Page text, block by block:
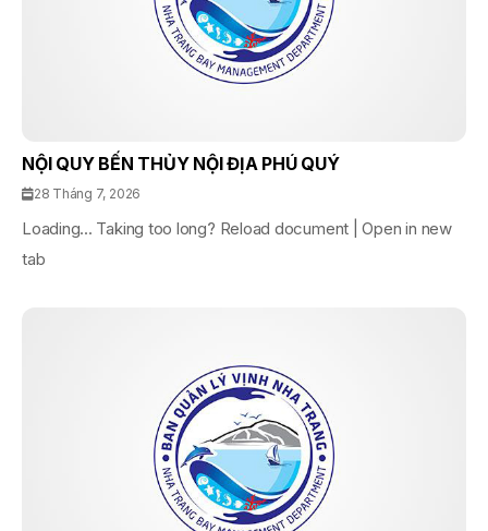
NỘI QUY BẾN THỦY NỘI ĐỊA PHÚ QUÝ
28 Tháng 7, 2026
Loading... Taking too long? Reload document | Open in new
tab